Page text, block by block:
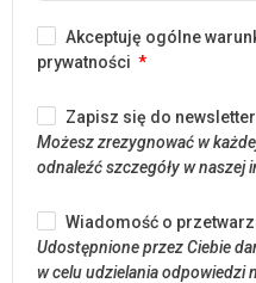
Akceptuję ogólne
prywatności
Zapisz się do
Możesz zrezygnować w
odnaleźć szczegóły w naszej
Wiadomość o
Udostępnione przez Ciebie
w celu udzielania odpowiedzi